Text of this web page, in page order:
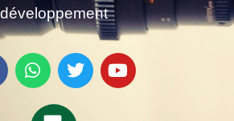
développement